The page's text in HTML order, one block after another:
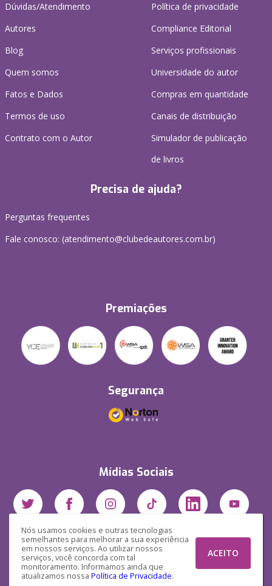
Nós usamos cookies e outras tecnologias
semelhantes para melhorar a sua experiência
em nossos serviços. Ao utilizar nossos
serviços, você concorda com tal
monitoramento. Informamos ainda que
atualizamos nossa Política de Privacidade.
ACEITO
Dúvidas/Atendimento
Autores
Blog
Quem somos
Fatos e Dados
Termos de uso
Contrato com o Autor
Política de privacidade
Compliance Editorial
Serviços profissionais
Universidade do autor
Compras em quantidade
Canais de distribuição
Simulador de publicação
de livros
Precisa de ajuda?
Perguntas frequentes
Fale conosco: (atendimento@clubedeautores.com.br)
Premiações
Segurança
Mídias Sociais